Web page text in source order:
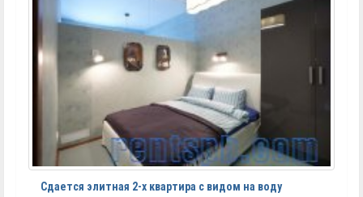
Сдается элитная 2-х квартира с видом на воду